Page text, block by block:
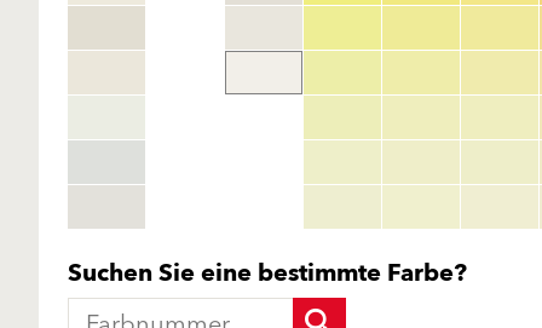
Suchen Sie eine bestimmte Farbe?